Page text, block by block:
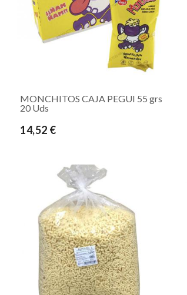
MONCHITOS CAJA PEGUI 55 grs
20 Uds
14,52 €